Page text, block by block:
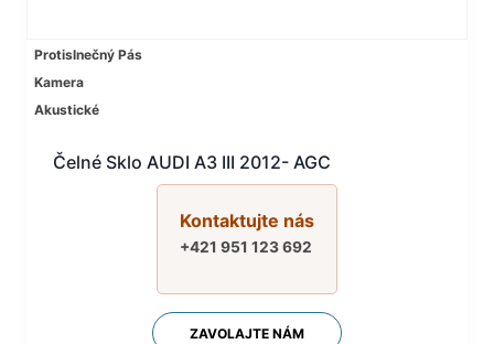
Protislnečný Pás
Kamera
Akustické
Čelné Sklo AUDI A3 III 2012- AGC
Kontaktujte nás
+421 951 123 692
ZAVOLAJTE NÁM